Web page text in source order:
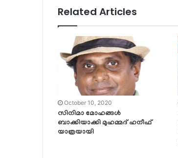
Related Articles
October 10, 2020
സിനിമാ മോഹങ്ങൾ
ബാക്കിയാക്കി മുഹമ്മദ് ഹനീഫ്
യാത്രയായി